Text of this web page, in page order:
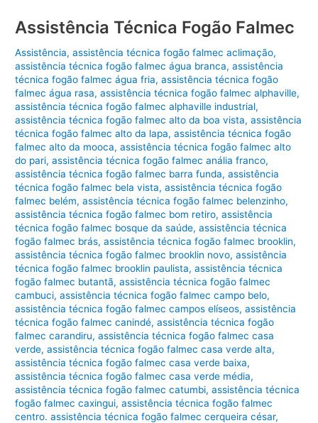
Assistência Técnica Fogão Falmec
Assistência,assistência técnica fogão falmec aclimação,
assistência técnica fogão falmec água branca,assistência
técnica fogão falmec água fria,assistência técnica fogão
falmec água rasa,assistência técnica fogão falmec alphaville,
assistência técnica fogão falmec alphaville industrial,
assistência técnica fogão falmec alto da boa vista,assistência
técnica fogão falmec alto da lapa,assistência técnica fogão
falmec alto da mooca,assistência técnica fogão falmec alto
do pari,assistência técnica fogão falmec anália franco,
assistência técnica fogão falmec barra funda,assistência
técnica fogão falmec bela vista,assistência técnica fogão
falmec belém,assistência técnica fogão falmec belenzinho,
assistência técnica fogão falmec bom retiro,assistência
técnica fogão falmec bosque da saúde,assistência técnica
fogão falmec brás,assistência técnica fogão falmec brooklin,
assistência técnica fogão falmec brooklin novo,assistência
técnica fogão falmec brooklin paulista,assistência técnica
fogão falmec butantã,assistência técnica fogão falmec
cambuci,assistência técnica fogão falmec campo belo,
assistência técnica fogão falmec campos elíseos,assistência
técnica fogão falmec canindé,assistência técnica fogão
falmec carandiru,assistência técnica fogão falmec casa
verde,assistência técnica fogão falmec casa verde alta,
assistência técnica fogão falmec casa verde baixa,
assistência técnica fogão falmec casa verde média,
assistência técnica fogão falmec catumbi,assistência técnica
fogão falmec caxingui,assistência técnica fogão falmec
centro. assistência técnica fogão falmec cerqueira césar,